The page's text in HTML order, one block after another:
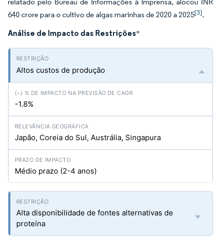
640 crore para o cultivo de algas marinhas de 2020 a 2025[3].
Análise de Impacto das Restrições*
Altos custos de produção
-1.8%
Japão, Coreia do Sul, Austrália, Singapura
Médio prazo (2-4 anos)
Alta disponibilidade de fontes alternativas de
proteína